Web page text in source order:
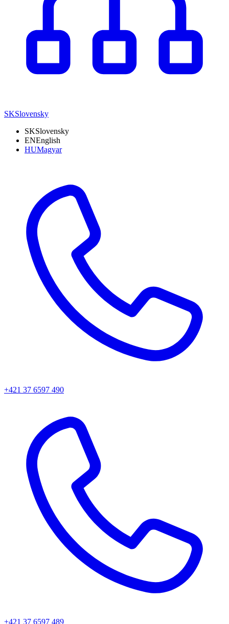
SKSlovensky
SKSlovensky
ENEnglish
HUMagyar
+421 37 6597 490
+421 37 6597 489